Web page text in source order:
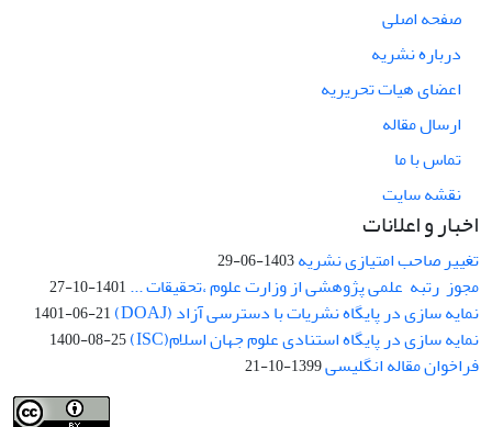
صفحه اصلی
درباره نشریه
اعضای هیات تحریریه
ارسال مقاله
تماس با ما
نقشه سایت
اخبار و اعلانات
تغییر صاحب امتیازی نشریه1403-06-29
مجوز رتبه علمی پژوهشی از وزارت علوم ،تحقیقات ...1401-10-27
نمایه سازی در پایگاه نشریات با دسترسی آزاد (DOAJ) 1401-06-21
نمایه سازی در پایگاه استنادی علوم جهان اسلام(ISC) 1400-08-25
فراخوان مقاله انگلیسی1399-10-21